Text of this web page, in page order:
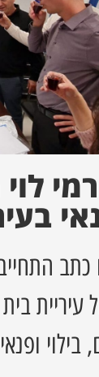
עיריית
בילוי